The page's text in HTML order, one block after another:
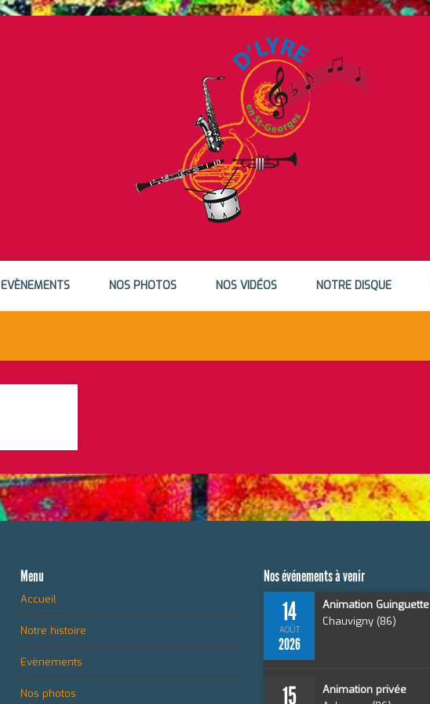
EVÈNEMENTS NOS PHOTOS NOS VIDÉOS NOTRE DISQUE
Menu
Accueil
Notre histoire
Evènements
Nos photos
Nos événements à venir
14
AOÛT
2026
Animation Guinguette
Chauvigny (86)
15
Animation privée